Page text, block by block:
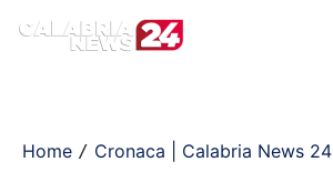
Home / Cronaca | Calabria News 24